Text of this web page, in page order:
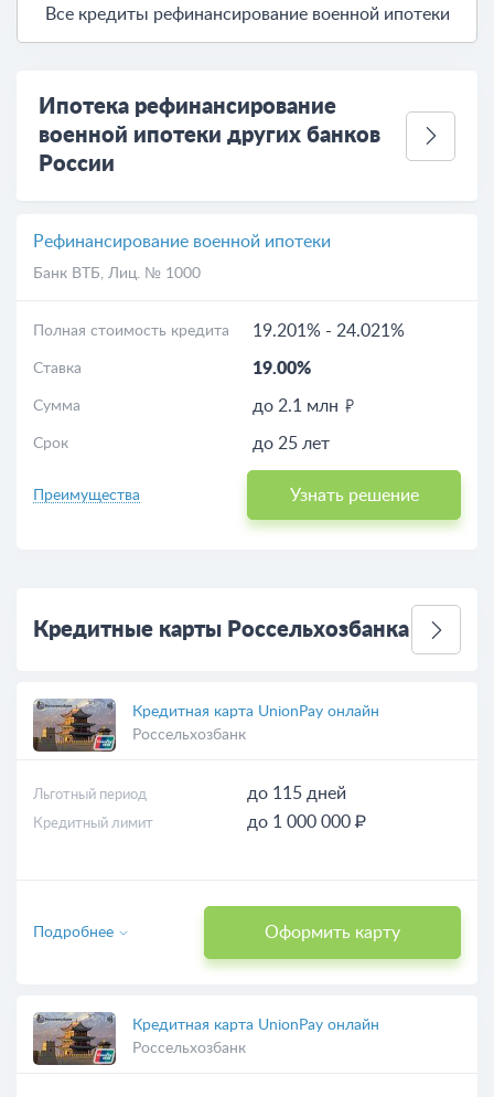
Все кредиты рефинансирование военной ипотеки
Ипотека рефинансирование
военной ипотеки других банков
России
Рефинансирование военной ипотеки
Банк ВТБ, Лиц. № 1000
Полная стоимость кредита 19.201% - 24.021%
Ставка 19.00%
Сумма до 2.1 млн
Срок до 25 лет
Преимущества Узнать решение
Кредитные карты Россельхозбанка
Кредитная карта UnionPay онлайн
Россельхозбанк
Льготный период до 115 дней
Кредитный лимит до 1 000 000 ₽
Оформить карту
Подробнее
Кредитная карта UnionPay онлайн
Россельхозбанк